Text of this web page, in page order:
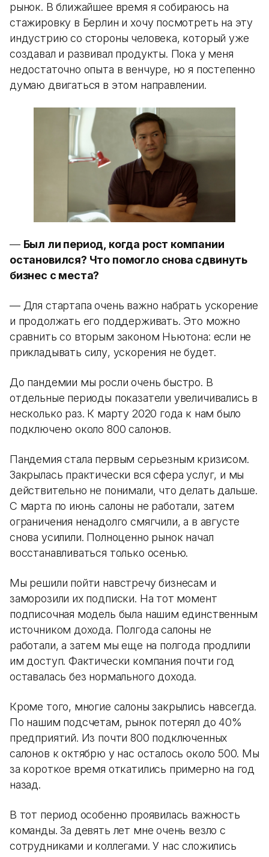
рынок. В ближайшее время я собираюсь на
стажировку в Берлин и хочу посмотреть на эту
индустрию со стороны человека, который уже
создавал и развивал продукты. Пока у меня
недостаточно опыта в венчуре, но я постепенно
думаю двигаться в этом направлении.
— Был ли период, когда рост компании
остановился? Что помогло снова сдвинуть
бизнес с места?
— Для стартапа очень важно набрать ускорение
и продолжать его поддерживать. Это можно
сравнить со вторым законом Ньютона: если не
прикладывать силу, ускорения не будет.
До пандемии мы росли очень быстро. В
отдельные периоды показатели увеличивались в
несколько раз. К марту 2020 года к нам было
подключено около 800 салонов.
Пандемия стала первым серьезным кризисом.
Закрылась практически вся сфера услуг, и мы
действительно не понимали, что делать дальше.
С марта по июнь салоны не работали, затем
ограничения ненадолго смягчили, а в августе
снова усилили. Полноценно рынок начал
восстанавливаться только осенью.
Мы решили пойти навстречу бизнесам и
заморозили их подписки. На тот момент
подписочная модель была нашим единственным
источником дохода. Полгода салоны не
работали, а затем мы еще на полгода продлили
им доступ. Фактически компания почти год
оставалась без нормального дохода.
Кроме того, многие салоны закрылись навсегда.
По нашим подсчетам, рынок потерял до 40%
предприятий. Из почти 800 подключенных
салонов к октябрю у нас осталось около 500. Мы
за короткое время откатились примерно на год
назад.
В тот период особенно проявилась важность
команды. За девять лет мне очень везло с
сотрудниками и коллегами. У нас сложились